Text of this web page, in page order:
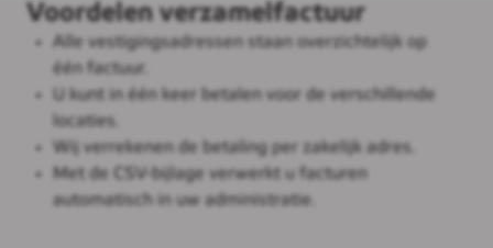
Voordelen verzamelfactuur
Alle vestigingsadressen staan overzichtelijk op
één factuur.
U kunt in één keer betalen voor de verschillende
locaties.
Wij verrekenen de betaling per zakelijk adres.
Met de CSV-bijlage verwerkt u facturen
automatisch in uw administratie.